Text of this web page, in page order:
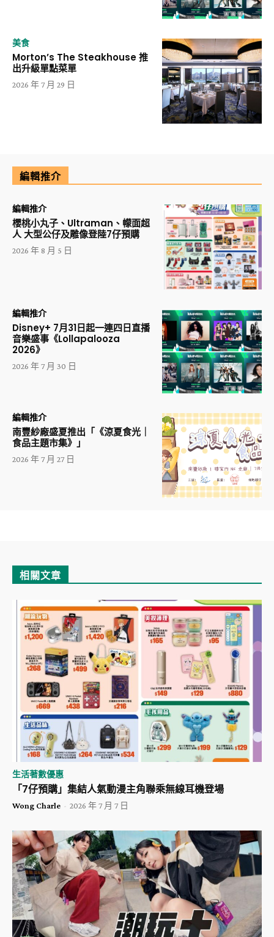
美食
Morton’s The Steakhouse 推
出升級單點菜單
2026 年 7 月 29 日
編輯推介
編輯推介
櫻桃小丸子、Ultraman、幪面超
人 大型公仔及雕像登陸7仔預購
2026 年 8 月 5 日
編輯推介
Disney+ 7月31日起一連四日直播
音樂盛事《Lollapalooza
2026》
2026 年 7 月 30 日
編輯推介
南豐紗廠盛夏推出「《涼夏食光｜
食品主題市集》」
2026 年 7 月 27 日
相關文章
生活著數優惠
「7仔預購」集結人氣動漫主角聯乘無線耳機登場
Wong Charle - 2026 年 7 月 7 日